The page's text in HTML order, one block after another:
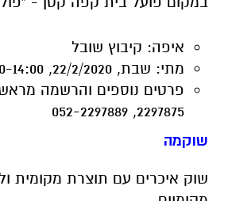
פרטים נוספים והרשמה
שוקמה
שוק איכרים עם תוצרת מקומית
מקומיים.
מתי:שבת, 22/2/2020, 10:00-18:00